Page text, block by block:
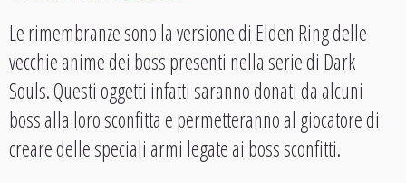
Le rimembranze sono la versione di Elden Ring delle
vecchie anime dei boss presenti nella serie di Dark
Souls. Questi oggetti infatti saranno donati da alcuni
boss alla loro sconfitta e permetteranno al giocatore di
creare delle speciali armi legate ai boss sconfitti.